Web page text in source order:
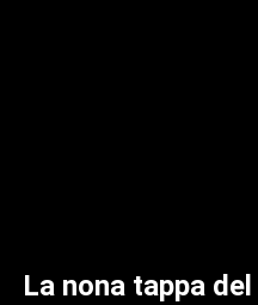
La nona tappa